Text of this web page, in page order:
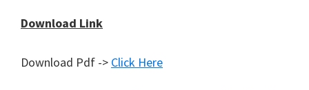
Download Link
Download Pdf -> Click Here